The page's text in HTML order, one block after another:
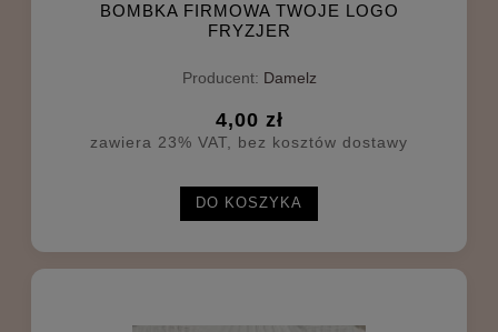
BOMBKA FIRMOWA TWOJE LOGO
FRYZJER
Producent: Damelz
4,00 zł
zawiera 23% VAT, bez kosztów dostawy
DO KOSZYKA